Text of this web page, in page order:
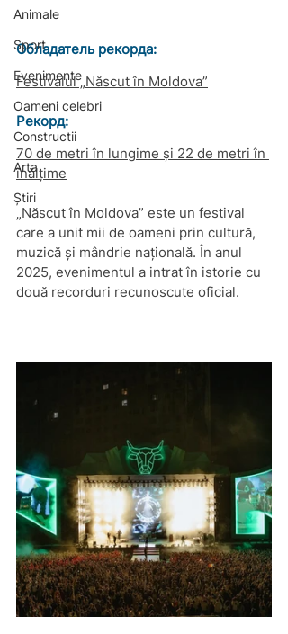
Animale
Sport
Evenimente
Oameni celebri
Constructii
Arta
Știri
Обладатель рекорда:
Festivalul „Născut în Moldova”
Рекорд:
70 de metri în lungime și 22 de metri în
înălțime
„Născut în Moldova” este un festival
care a unit mii de oameni prin cultură,
muzică și mândrie națională. În anul
2025, evenimentul a intrat în istorie cu
două recorduri recunoscute oficial.